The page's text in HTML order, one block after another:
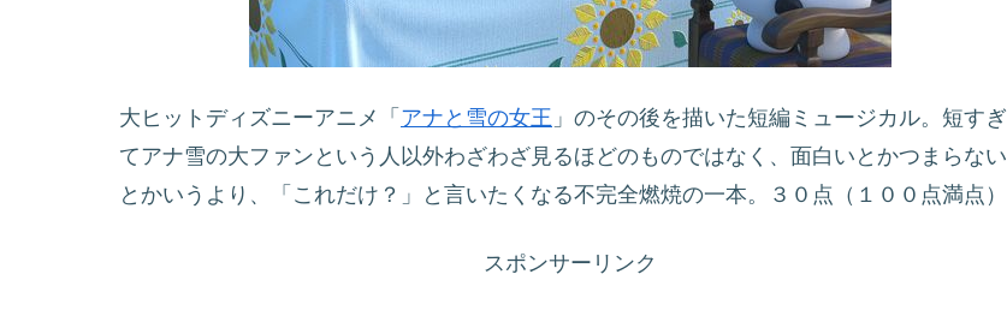
大ヒットディズニーアニメ「 アナと雪の女王 」のその後を描いた短編ミュージカル。短すぎ
てアナ雪の大ファンという人以外わざわざ見るほどのものではなく、面白いとかつまらない
とかいうより、「これだけ？」と言いたくなる不完全燃焼の一本。３０点（１００点満点）
スポンサーリンク